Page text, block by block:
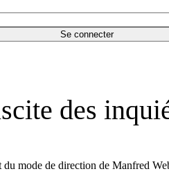
Se connecter
des
mode de direction de Manfred